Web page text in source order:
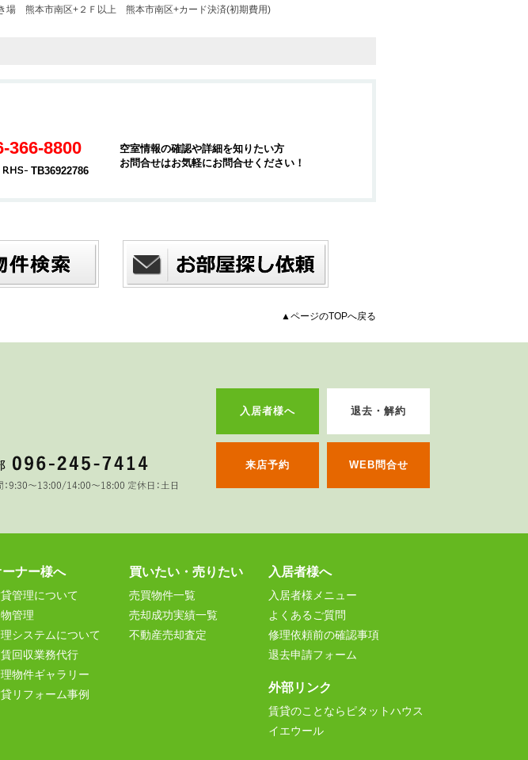
場 熊本市南区+２Ｆ以上 熊本市南区+カード決済(初期費用)
366-8800
TB36922786
空室情報の確認や詳細を知りたい方
お問合せはお気軽にお問合せください！
▲ページのTOPへ戻る
入居者様へ 退去・解約
来店予約 WEB問合せ
ーナー様へ
管理について
管理
システムについて
回収業務代行
物件ギャラリー
リフォーム事例
買いたい・売りたい
売買物件一覧
売却成功実績一覧
不動産売却査定
入居者様へ
入居者様メニュー
よくあるご質問
修理依頼前の確認事項
退去申請フォーム
外部リンク
賃貸のことならピタットハウス
イエウール